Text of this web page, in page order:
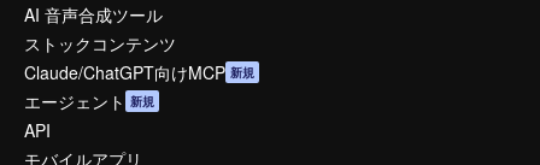
AI 音声合成ツール
ストックコンテンツ
Claude/ChatGPT向けMCP 新規
エージェント 新規
API
モバイルアプリ